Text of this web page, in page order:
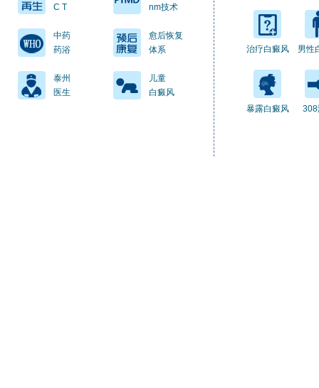
C T
nm技术
中药
药浴
愈后恢复
体系
泰州
医生
儿童
白癜风
治疗白癜风 男性
暴露白癜风